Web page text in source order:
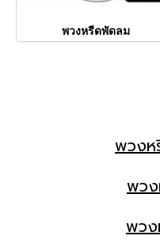
พวงหรีดพัดลม
พวงห
พว
พวง